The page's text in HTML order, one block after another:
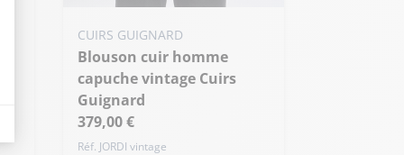
tels que le trafic, les produits les plus consultés, ou encore la
XS - 46 S - 48 M - 50
+ de taille
CUIRS GUIGNARD
Blouson cuir homme
capuche vintage Cuirs
Guignard
379,00 €
Réf. JORDI vintage